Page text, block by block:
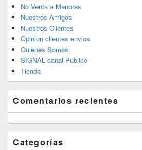
No Venta a Menores
Nuestros Amigos
Nuestros Clientes
Opinion clientes envios
Quienes Somos
SIGNAL canal Publico
Tienda
Comentarios recientes
Categorías